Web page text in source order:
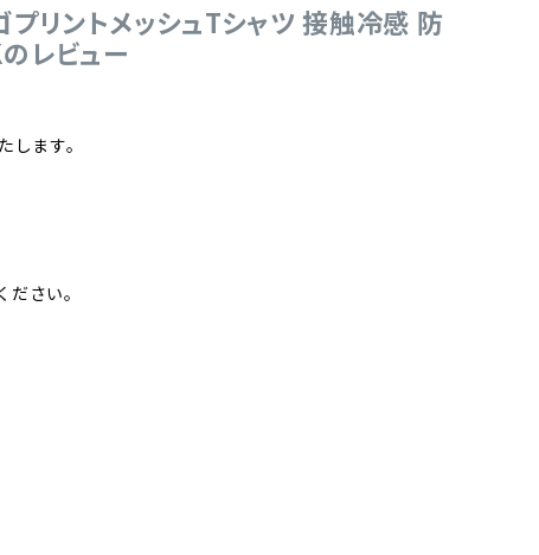
リントメッシュTシャツ 接触冷感 防
レビュー
ます。
さい。